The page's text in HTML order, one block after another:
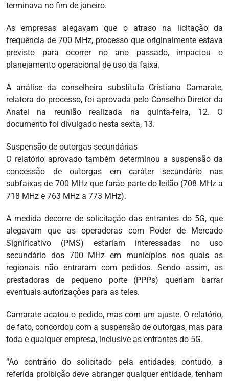
terminava no fim de janeiro.
As empresas alegavam que o atraso na licitação da
frequência de 700 MHz, processo que originalmente estava
previsto para ocorrer no ano passado, impactou o
planejamento operacional de uso da faixa.
A análise da conselheira substituta Cristiana Camarate,
relatora do processo, foi aprovada pelo Conselho Diretor da
Anatel na reunião realizada na quinta-feira, 12. O
documento foi divulgado nesta sexta, 13.
Suspensão de outorgas secundárias
O relatório aprovado também determinou a suspensão da
concessão de outorgas em caráter secundário nas
subfaixas de 700 MHz que farão parte do leilão (708 MHz a
718 MHz e 763 MHz a 773 MHz).
A medida decorre de solicitação das entrantes do 5G, que
alegavam que as operadoras com Poder de Mercado
Significativo (PMS) estariam interessadas no uso
secundário dos 700 MHz em municípios nos quais as
regionais não entraram com pedidos. Sendo assim, as
prestadoras de pequeno porte (PPPs) queriam barrar
eventuais autorizações para as teles.
Camarate acatou o pedido, mas com um ajuste. O relatório,
de fato, concordou com a suspensão de outorgas, mas para
toda e qualquer empresa, inclusive as entrantes do 5G.
“Ao contrário do solicitado pela entidades, contudo, a
referida proibição deve abranger qualquer entidade, tenham